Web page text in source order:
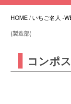
HOME/いちご名人 -
(製造部)
コンポ